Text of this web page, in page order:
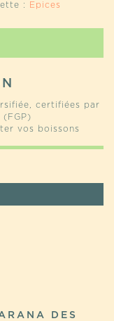
: Epices
certifiées par
(FGP)
vos boissons
DES